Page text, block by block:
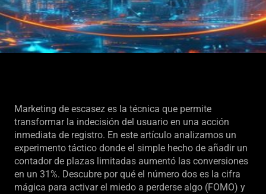
Marketing de escasez es la técnica que permite
transformar la indecisión del usuario en una acción
inmediata de registro. En este artículo analizamos un
experimento táctico donde el simple hecho de añadir un
contador de plazas limitadas aumentó las conversiones
en un 31%. Descubre por qué el número dos es la cifra
mágica para activar el miedo a perderse algo (FOMO) y